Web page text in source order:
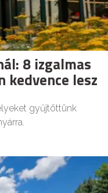
8 izgalmas
kedvence lesz
gyűjtöttünk